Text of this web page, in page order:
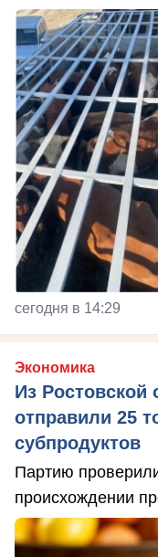
сегодня в 14:29
Экономика
Из Ростовской
отправили 25
субпродуктов
Партию
происхождении